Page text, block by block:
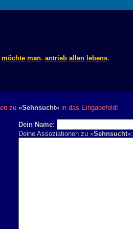
möchte man. antrieb allen lebens.
zu »Sehnsucht« in das Eingabefeld!
Dein Name:
Deine Assoziationen zu »Sehnsucht«: